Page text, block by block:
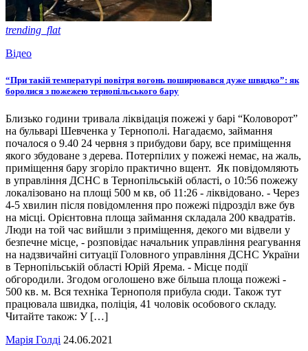
trending_flat
Відео
“При такій температурі повітря вогонь поширювався дуже швидко”: як
боролися з пожежею тернопільського бару
Близько години тривала ліквідація пожежі у барі “Коловорот”
на бульварі Шевченка у Тернополі. Нагадаємо, займання
почалося о 9.40 24 червня з прибудови бару, все приміщення
якого збудоване з дерева. Потерпілих у пожежі немає, на жаль,
приміщення бару згоріло практично вщент. Як повідомляють
в управління ДСНС в Тернопільській області, о 10:56 пожежу
локалізовано на площі 500 м кв, об 11:26 - ліквідовано. - Через
4-5 хвилин після повідомлення про пожежі підрозділ вже був
на місці. Орієнтовна площа займання складала 200 квадратів.
Люди на той час вийшли з приміщення, декого ми відвели у
безпечне місце, - розповідає начальник управління реагування
на надзвичайні ситуації Головного управління ДСНС України
в Тернопільській області Юрій Ярема. - Місце події
обгородили. Згодом оголошено вже більша площа пожежі -
500 кв. м. Вся техніка Тернополя прибула сюди. Також тут
працювала швидка, поліція, 41 чоловік особового складу.
Читайте також: У […]
Марія Голді 24.06.2021